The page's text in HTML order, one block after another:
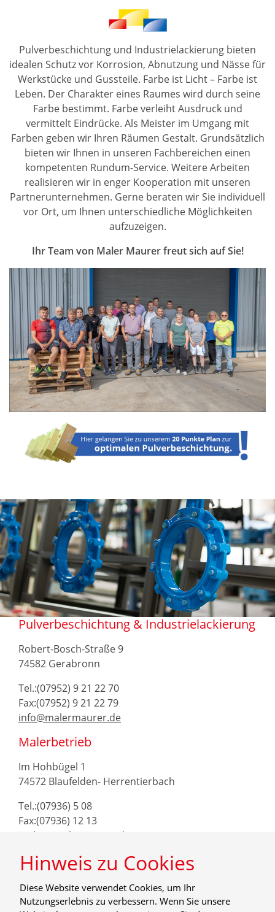
Pulverbeschichtung und Industrielackierung bieten
idealen Schutz vor Korrosion, Abnutzung und Nässe für
Werkstücke und Gussteile. Farbe ist Licht – Farbe ist
Leben. Der Charakter eines Raumes wird durch seine
Farbe bestimmt. Farbe verleiht Ausdruck und
vermittelt Eindrücke. Als Meister im Umgang mit
Farben geben wir Ihren Räumen Gestalt. Grundsätzlich
bieten wir Ihnen in unseren Fachbereichen einen
kompetenten Rundum-Service. Weitere Arbeiten
realisieren wir in enger Kooperation mit unseren
Partnerunternehmen. Gerne beraten wir Sie individuell
vor Ort, um Ihnen unterschiedliche Möglichkeiten
aufzuzeigen.
Ihr Team von Maler Maurer freut sich auf Sie!
Pulverbeschichtung & Industrielackierung
Robert-Bosch-Straße 9
74582 Gerabronn
Tel.:(07952) 9 21 22 70
Fax:(07952) 9 21 22 79
info@malermaurer.de
Malerbetrieb
Im Hohbügel 1
74572 Blaufelden- Herrentierbach
Tel.:(07936) 5 08
Fax:(07936) 12 13
maler@malermaurer.de
Hinweis zu Cookies
Diese Website verwendet Cookies, um Ihr
Nutzungserlebnis zu verbessern. Wenn Sie unsere